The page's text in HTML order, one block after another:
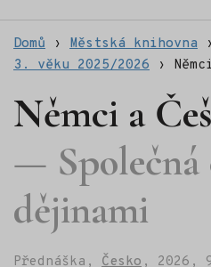
Domů › Městská knihovna
3. věku 2025/2026 ›
Němci a
Společná
dějinami
Přednáška, Česko , 2026,